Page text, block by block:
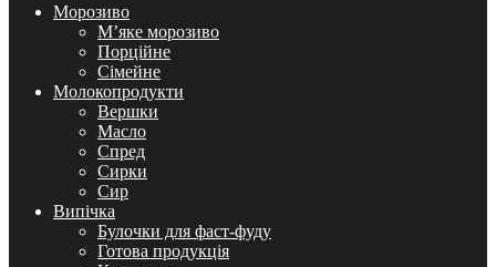
Морозиво
М’яке морозиво
Порційне
Сімейне
Молокопродукти
Вершки
Масло
Спред
Сирки
Сир
Випічка
Булочки для фаст-фуду
Готова продукція